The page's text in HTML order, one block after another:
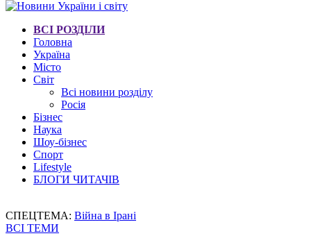
ВСІ РОЗДІЛИ
Головна
Україна
Місто
Світ
Всі новини розділу
Росія
Бізнес
Наука
Шоу-бізнес
Спорт
Lifestyle
БЛОГИ ЧИТАЧІВ
СПЕЦТЕМА: Війна в Ірані
ВСІ ТЕМИ